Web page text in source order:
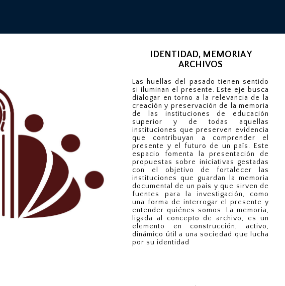
IDENTIDAD, MEMORIA Y
ARCHIVOS
Las huellas del pasado tienen sentido
si iluminan el presente. Este eje busca
dialogar en torno a la relevancia de la
creación y preservación de la memoria
de las instituciones de educación
superior y de todas aquellas
instituciones que preserven evidencia
que contribuyan a comprender el
presente y el futuro de un país. Este
espacio fomenta la presentación de
propuestas sobre iniciativas gestadas
con el objetivo de fortalecer las
instituciones que guardan la memoria
documental de un país y que sirven de
fuentes para la investigación, como
una forma de interrogar el presente y
entender quiénes somos. La memoria,
ligada al concepto de archivo, es un
elemento en construcción, activo,
dinámico útil a una sociedad que lucha
por su identidad